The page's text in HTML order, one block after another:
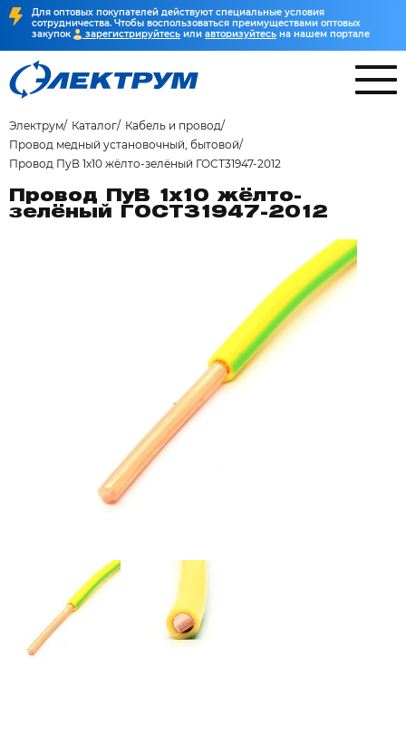
Для оптовых покупателей действуют специальные условия
сотрудничества. Чтобы воспользоваться преимуществами оптовых
закупок
зарегистрируйтесь или авторизуйтесь на нашем портале
Электрум Каталог
Кабель и провод
Провод медный установочный, бытовой
Провод ПуВ 1х10 жёлто-зелёный ГОСТ31947-2012
Провод ПуВ 1х10 жёлто-
зелёный ГОСТ31947-2012